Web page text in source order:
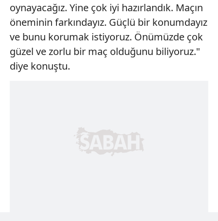
oynayacağız. Yine çok iyi hazırlandık. Maçın
öneminin farkındayız. Güçlü bir konumdayız
ve bunu korumak istiyoruz. Önümüzde çok
güzel ve zorlu bir maç olduğunu biliyoruz."
diye konuştu.